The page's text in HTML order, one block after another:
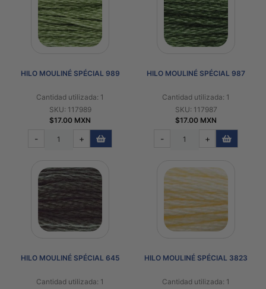
HILO MOULINÉ SPÉCIAL 989
Cantidad utilizada: 1
SKU: 117989
$17.00 MXN
- +
HILO MOULINÉ SPÉCIAL 987
Cantidad utilizada: 1
SKU: 117987
$17.00 MXN
- +
HILO MOULINÉ SPÉCIAL 645
Cantidad utilizada: 1
HILO MOULINÉ SPÉCIAL 3823
Cantidad utilizada: 1